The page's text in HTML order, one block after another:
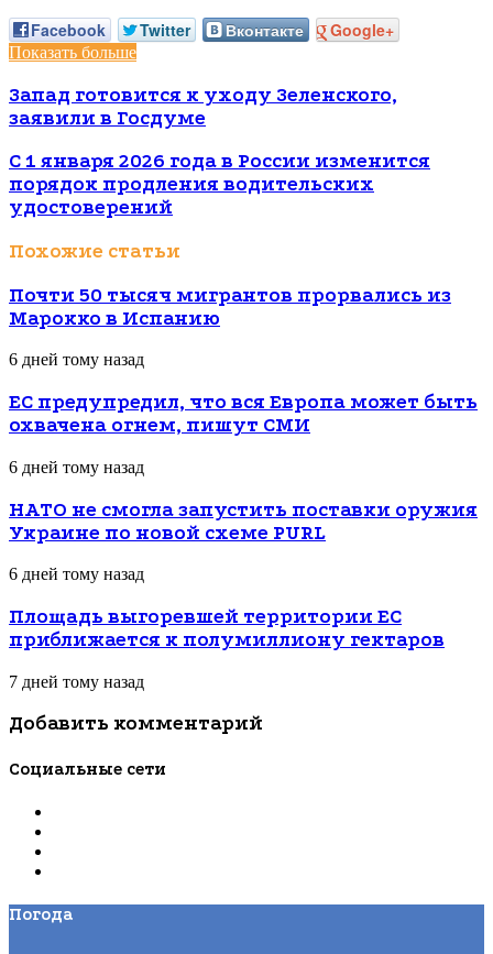
Facebook Twitter Вконтакте Google+
Показать больше
Запад готовится к уходу Зеленского,
заявили в Госдуме
С 1 января 2026 года в России изменится
порядок продления водительских
удостоверений
Похожие статьи
Почти 50 тысяч мигрантов прорвались из
Марокко в Испанию
6 дней тому назад
ЕС предупредил, что вся Европа может быть
охвачена огнем, пишут СМИ
6 дней тому назад
НАТО не смогла запустить поставки оружия
Украине по новой схеме PURL
6 дней тому назад
Площадь выгоревшей территории ЕС
приближается к полумиллиону гектаров
7 дней тому назад
Добавить комментарий
Социальные сети
Погода